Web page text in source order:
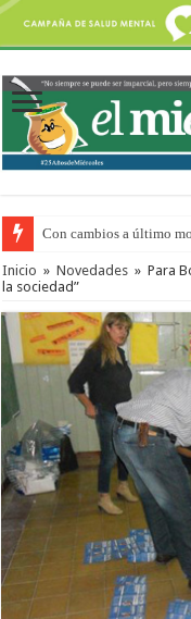
Con cambios a último
Del viernes 7 al
Inicio » Novedades » Para
la sociedad”